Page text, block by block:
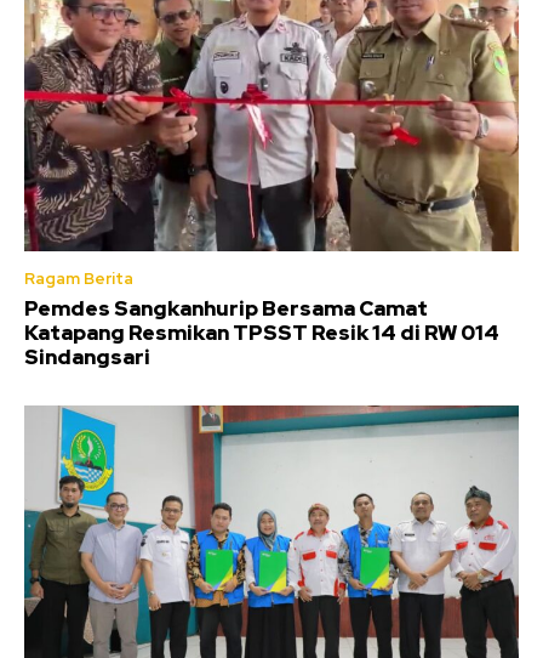
Ragam Berita
Pemdes Sangkanhurip Bersama Camat
Katapang Resmikan TPSST Resik 14 di RW 014
Sindangsari